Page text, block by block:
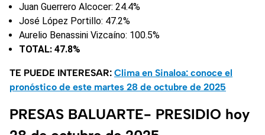
Juan Guerrero Alcocer: 24.4%
José López Portillo: 47.2%
Aurelio Benassini Vizcaíno: 100.5%
TOTAL: 47.8%
TE PUEDE INTERESAR: Clima en Sinaloa: conoce el
pronóstico de este martes 28 de octubre de 2025
PRESAS BALUARTE- PRESIDIO hoy